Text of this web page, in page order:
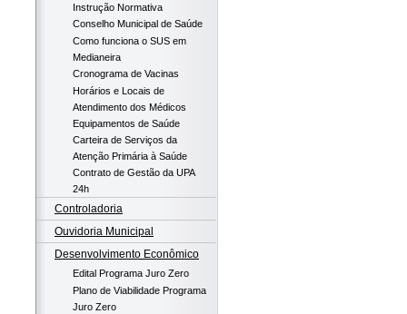
Instrução Normativa
Conselho Municipal de Saúde
Como funciona o SUS em
Medianeira
Cronograma de Vacinas
Horários e Locais de
Atendimento dos Médicos
Equipamentos de Saúde
Carteira de Serviços da
Atenção Primária à Saúde
Contrato de Gestão da UPA
24h
Controladoria
Ouvidoria Municipal
Desenvolvimento Econômico
Edital Programa Juro Zero
Plano de Viabilidade Programa
Juro Zero